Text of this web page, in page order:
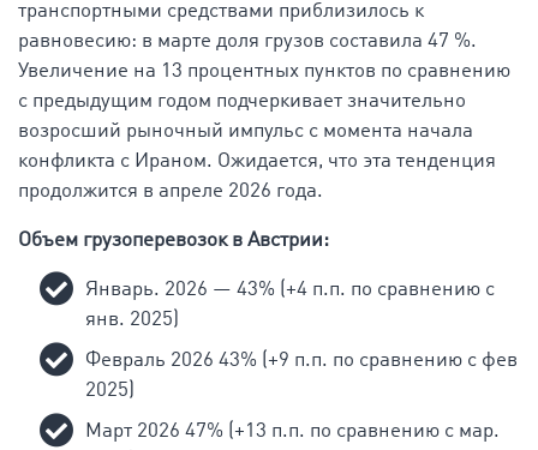
транспортными средствами приблизилось к
равновесию: в марте доля грузов составила 47 %.
Увеличение на 13 процентных пунктов по сравнению
с предыдущим годом подчеркивает значительно
возросший рыночный импульс с момента начала
конфликта с Ираном. Ожидается, что эта тенденция
продолжится в апреле 2026 года.
Объем грузоперевозок в Австрии:
Январь. 2026 — 43% (+4 п.п. по сравнению с
янв. 2025)
Февраль 2026 43% (+9 п.п. по сравнению с фев
2025)
Март 2026 47% (+13 п.п. по сравнению с мар.